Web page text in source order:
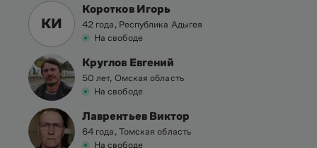
КИ
Коротков Игорь
42 года, Республика Адыгея
На свободе
Круглов Евгений
50 лет, Омская область
На свободе
Лаврентьев Виктор
64 года, Томская область
На свободе